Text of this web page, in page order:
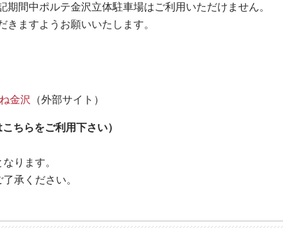
間中ポルテ金沢立体駐車場はご利用いただけません。
きますようお願いいたします。
金沢
（外部サイト）
ちらをご利用下さい）
ります。
承ください。